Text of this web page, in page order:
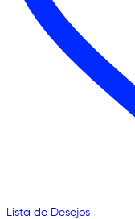
Lista de Desejos